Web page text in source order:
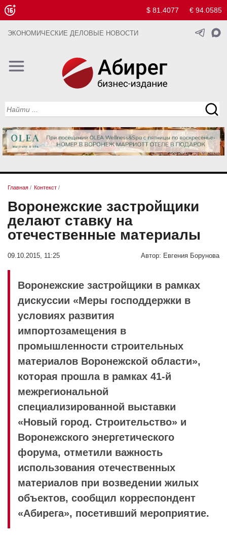
$ 81.4077 € 94.0585
ЭКОНОМИЧЕСКИЕ ДЕЛОВЫЕ НОВОСТИ
Главная / Контекст /
Воронежские застройщики
делают ставку на
отечественные материалы
09.10.2015, 11:25 Автор: Евгения Борунова
Воронежские застройщики в рамках
дискуссии «Меры господдержки в
условиях развития
импортозамещения в
промышленности строительных
материалов Воронежской области»,
которая прошла в рамках 41-й
межрегиональной
специализированной выставки
«Новый город. Строительство» и
Воронежского энергетического
форума, отметили важность
использования отечественных
материалов при возведении жилых
объектов, сообщил корреспондент
«Абирега», посетивший мероприятие.